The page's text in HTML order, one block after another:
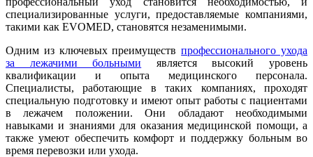
специализированные услуги, предоставляемые компаниями,
такими как EVOMED, становятся незаменимыми.
Одним из ключевых преимуществпрофессионального ухода
за лежачими больными является высокий уровень
квалификации и опыта медицинского персонала.
Специалисты, работающие в таких компаниях, проходят
специальную подготовку и имеют опыт работы с пациентами
в лежачем положении. Они обладают необходимыми
навыками и знаниями для оказания медицинской помощи, а
также умеют обеспечить комфорт и поддержку больным во
время перевозки или ухода.